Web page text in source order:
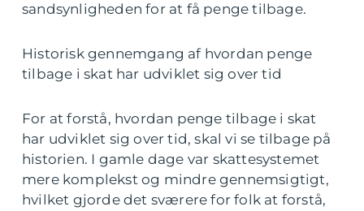
sandsynligheden for at få penge tilbage.
Historisk gennemgang af hvordan penge
tilbage i skat har udviklet sig over tid
For at forstå, hvordan penge tilbage i skat
har udviklet sig over tid, skal vi se tilbage på
historien. I gamle dage var skattesystemet
mere komplekst og mindre gennemsigtigt,
hvilket gjorde det sværere for folk at forstå,